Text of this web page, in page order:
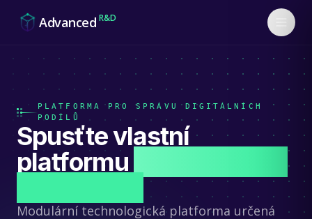
Advanced R&D
PLATFORMA PRO SPRÁVU DIGITÁLNÍCH
PODÍLŮ
Spusťte vlastní
platformu
komplexity
Modulární technologická platforma určená